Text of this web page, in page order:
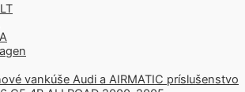
vankúše Audi a AIRMATIC príslušenstvo